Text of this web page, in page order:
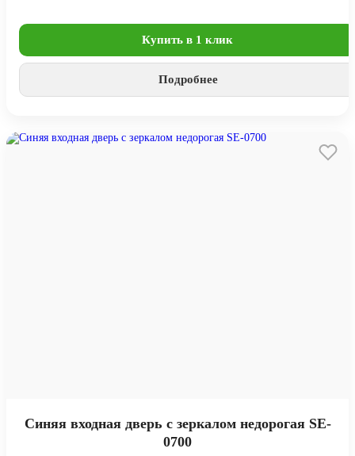
Купить в 1 клик
Подробнее
Синяя входная дверь с зеркалом недорогая SE-
0700